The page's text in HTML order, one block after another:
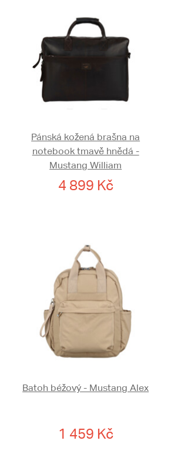
Pánská kožená brašna na
notebook tmavě hnědá -
Mustang William
4 899 Kč
Batoh béžový - Mustang Alex
1 459 Kč